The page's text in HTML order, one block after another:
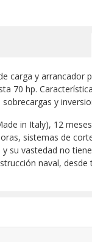
carga y
70 hp.
y
in Italy), 12
sistemas de
su vastedad no
naval,